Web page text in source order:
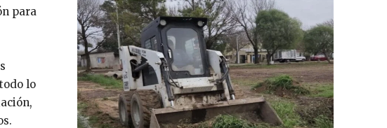
para
lo